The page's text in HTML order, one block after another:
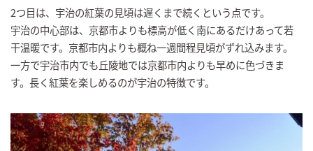
2つ目は、宇治の紅葉の見頃は遅くまで続くという点です。
宇治の中心部は、京都市よりも標高が低く南にあるだけあって若
干温暖です。京都市内よりも概ね一週間程見頃がずれ込みます。
一方で宇治市内でも丘陵地では京都市内よりも早めに色づきま
す。長く紅葉を楽しめるのが宇治の特徴です。